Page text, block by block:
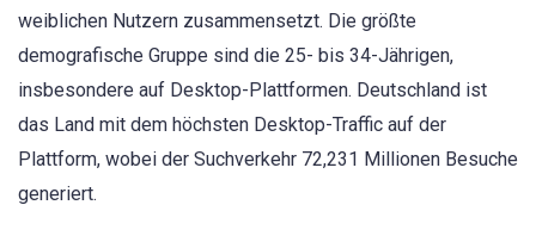
weiblichen Nutzern zusammensetzt. Die größte
demografische Gruppe sind die 25- bis 34-Jährigen,
insbesondere auf Desktop-Plattformen. Deutschland ist
das Land mit dem höchsten Desktop-Traffic auf der
Plattform, wobei der Suchverkehr 72,231 Millionen Besuche
generiert.